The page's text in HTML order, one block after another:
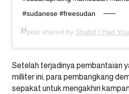
#sudanese #freesudan
A post shared by Shahd | Had
Setelah terjadinya pembantaian
milliter ini, para pembangkang
sepakat untuk mengakhiri